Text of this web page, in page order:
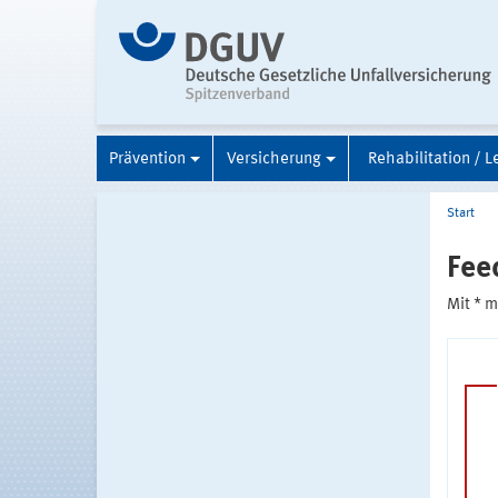
Prävention Versicherung Rehabilitation /
Start
Mit *